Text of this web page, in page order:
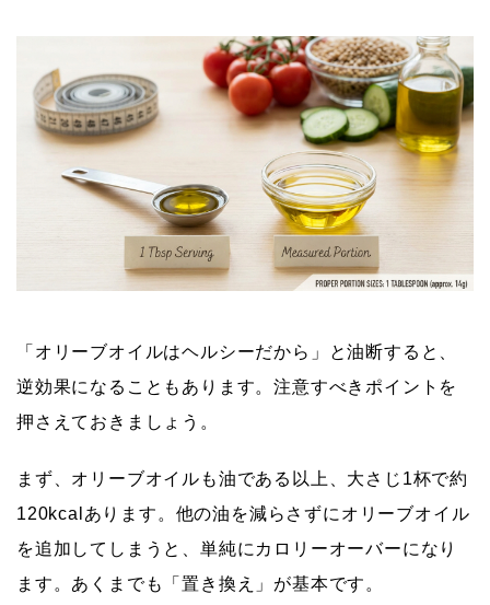
「オリーブオイルはヘルシーだから」と油断すると、
逆効果になることもあります。注意すべきポイントを
押さえておきましょう。
まず、オリーブオイルも油である以上、大さじ1杯で約
120kcalあります。他の油を減らさずにオリーブオイル
を追加してしまうと、単純にカロリーオーバーになり
ます。あくまでも「置き換え」が基本です。